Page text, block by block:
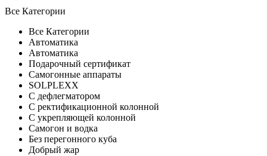
Все Категории
Все Категории
Автоматика
Автоматика
Подарочный сертификат
Самогонные аппараты
SOLPLEXX
С дефлегматором
С ректификационной колонной
С укрепляющей колонной
Самогон и водка
Без перегонного куба
Добрый жар